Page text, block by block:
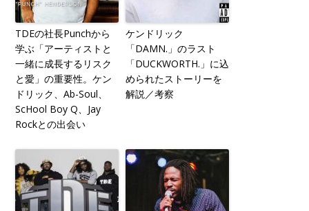
TDEの社長Punchから
学ぶ「アーティストと
一緒に成長するリスク
と愛」の重要性。ケン
ドリック、Ab-Soul、
ScHool Boy Q、Jay
Rockとの出会い
ケンドリック
「DAMN.」のラスト
「DUCKWORTH.」に込
められたストーリーを
解説／考察